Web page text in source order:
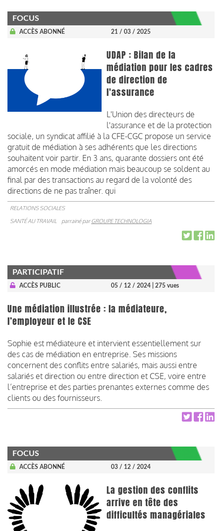
FOCUS
ACCÈS ABONNÉ 21 / 03 / 2025
UDAP : Bilan de la
médiation pour les cadres
de direction de
l'assurance
L'Union des directeurs de
l'assurance et de la protection
sociale, un syndicat affilié à la CFE-CGC propose un service
gratuit de médiation à ses adhérents que les directions
souhaitent voir partir. En 3 ans, quarante dossiers ont été
amorcés en mode médiation mais beaucoup se soldent au
final par des transactions au regard de la volonté des
directions de ne pas traîner. qui
RELATIONS SOCIALES
SANTÉ AU TRAVAIL
parrainé parGROUPE TECHNOLOGIA
PARTICIPATIF
ACCÈS PUBLIC 05 / 12 / 2024 | 275 vues
Une médiation illustrée : la médiateure,
l’employeur et le CSE
Sophie est médiateure et intervient essentiellement sur
des cas de médiation en entreprise. Ses missions
concernent des conflits entre salariés, mais aussi entre
salariés et direction ou entre direction et CSE, voire entre
l’entreprise et des parties prenantes externes comme des
clients ou des fournisseurs.
FOCUS
ACCÈS ABONNÉ 03 / 12 / 2024
La gestion des conflits
arrive en tête des
difficultés managériales